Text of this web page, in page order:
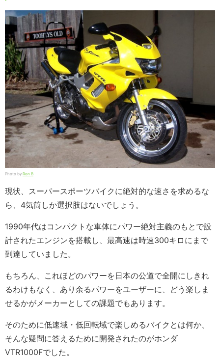
Photo by Ron B
現状、スーパースポーツバイクに絶対的な速さを求めるな
ら、4気筒しか選択肢はないでしょう。
1990年代はコンパクトな車体にパワー絶対主義のもとで設
計されたエンジンを搭載し、最高速は時速300キロにまで
到達していました。
もちろん、これほどのパワーを日本の公道で全開にしきれ
るわけもなく、あり余るパワーをユーザーに、どう楽しま
せるかがメーカーとしての課題でもあります。
そのために低速域・低回転域で楽しめるバイクとは何か、
そんな疑問に答えるために開発されたのがホンダ
VTR1000Fでした。